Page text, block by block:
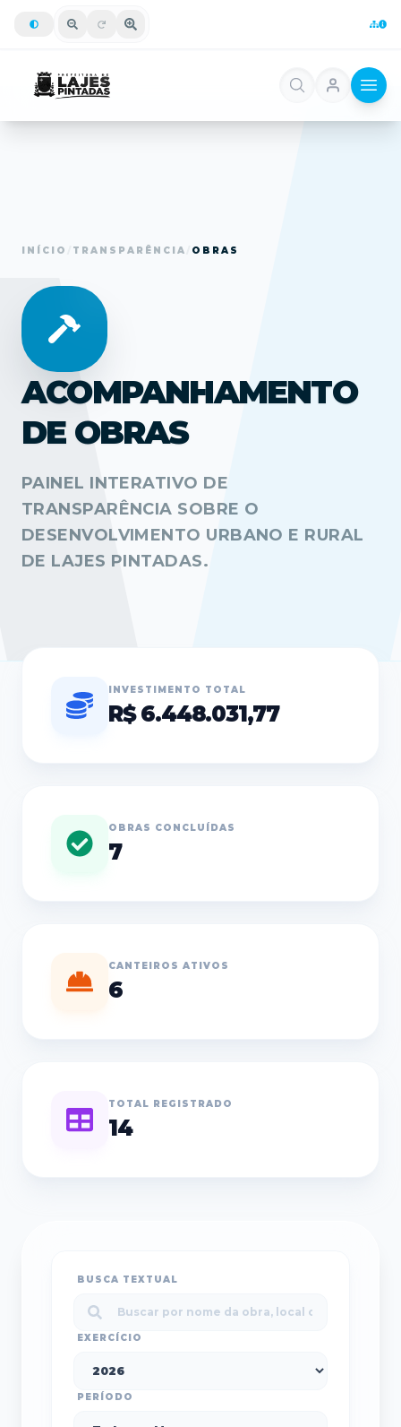
INÍCIO TRANSPARÊNCIA OBRAS
ACOMPANHAMENTO
DE OBRAS
PAINEL INTERATIVO DE
TRANSPARÊNCIA SOBRE O
DESENVOLVIMENTO URBANO E RURAL
DE LAJES PINTADAS.
INVESTIMENTO TOTAL
R$ 6.448.031,77
OBRAS CONCLUÍDAS
7
CANTEIROS ATIVOS
6
TOTAL REGISTRADO
14
BUSCA TEXTUAL
EXERCÍCIO
PERÍODO